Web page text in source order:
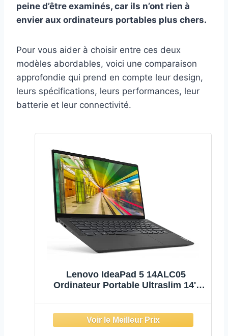
peine d’être examinés, car ils n’ont rien à
envier aux ordinateurs portables plus chers.
Pour vous aider à choisir entre ces deux
modèles abordables, voici une comparaison
approfondie qui prend en compte leur design,
leurs spécifications, leurs performances, leur
batterie et leur connectivité.
Lenovo IdeaPad 5 14ALC05
Ordinateur Portable Ultraslim 14''
Graphics, W11) - Clavier AZERTY
Français